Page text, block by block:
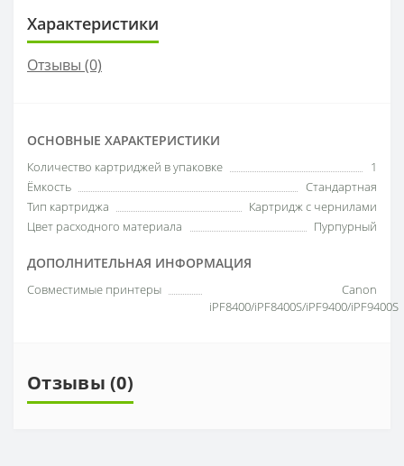
Характеристики
Отзывы (0)
ОСНОВНЫЕ ХАРАКТЕРИСТИКИ
Количество картриджей в упаковке
1
Ёмкость
Стандартная
Тип картриджа
Картридж с чернилами
Цвет расходного материала
Пурпурный
ДОПОЛНИТЕЛЬНАЯ ИНФОРМАЦИЯ
Совместимые принтеры
Canon
iPF8400/iPF8400S/iPF9400/iPF9400S
Отзывы (0)